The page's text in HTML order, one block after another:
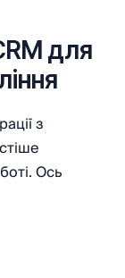
для
з
Ось